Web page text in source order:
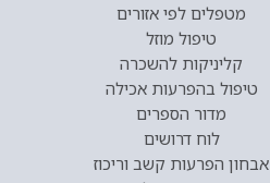
מטפלים לפי אזורים
טיפול מוזל
קליניקות להשכרה
טיפול בהפרעות אכילה
מדור הספרים
לוח דרושים
אבחון הפרעות קשב וריכוז